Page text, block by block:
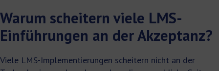
Warum scheitern viele LMS-
Einführungen an der Akzeptanz?
Viele LMS-Implementierungen scheitern nicht an der